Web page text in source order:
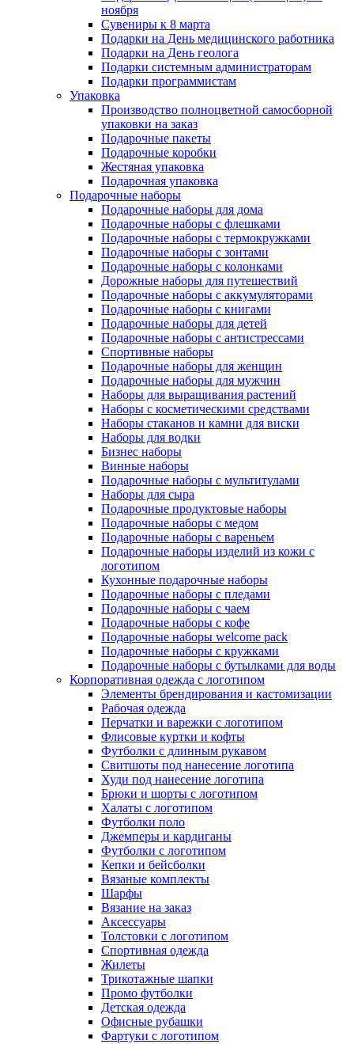
ноября
Сувениры к 8 марта
Подарки на День медицинского работника
Подарки на День геолога
Подарки системным администраторам
Подарки программистам
Упаковка
Производство полноцветной самосборной
упаковки на заказ
Подарочные пакеты
Подарочные коробки
Жестяная упаковка
Подарочная упаковка
Подарочные наборы
Подарочные наборы для дома
Подарочные наборы с флешками
Подарочные наборы с термокружками
Подарочные наборы с зонтами
Подарочные наборы с колонками
Дорожные наборы для путешествий
Подарочные наборы с аккумуляторами
Подарочные наборы с книгами
Подарочные наборы для детей
Подарочные наборы с антистрессами
Спортивные наборы
Подарочные наборы для женщин
Подарочные наборы для мужчин
Наборы для выращивания растений
Наборы с косметическими средствами
Наборы стаканов и камни для виски
Наборы для водки
Бизнес наборы
Винные наборы
Подарочные наборы с мультитулами
Наборы для сыра
Подарочные продуктовые наборы
Подарочные наборы с медом
Подарочные наборы с вареньем
Подарочные наборы изделий из кожи с
логотипом
Кухонные подарочные наборы
Подарочные наборы с пледами
Подарочные наборы с чаем
Подарочные наборы с кофе
Подарочные наборы welcome pack
Подарочные наборы с кружками
Подарочные наборы с бутылками для воды
Корпоративная одежда с логотипом
Элементы брендирования и кастомизации
Рабочая одежда
Перчатки и варежки с логотипом
Флисовые куртки и кофты
Футболки с длинным рукавом
Свитшоты под нанесение логотипа
Худи под нанесение логотипа
Брюки и шорты с логотипом
Халаты с логотипом
Футболки поло
Джемперы и кардиганы
Футболки с логотипом
Кепки и бейсболки
Вязаные комплекты
Шарфы
Вязание на заказ
Аксессуары
Толстовки с логотипом
Спортивная одежда
Жилеты
Трикотажные шапки
Промо футболки
Детская одежда
Офисные рубашки
Фартуки с логотипом